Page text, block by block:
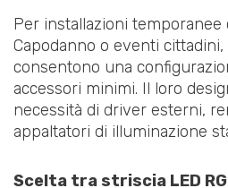
Per installazioni temporanee
Capodanno o eventi
consentono una
accessori minimi. Il loro
necessità di driver esterni,
appaltatori di illuminazione
Scelta tra striscia LED